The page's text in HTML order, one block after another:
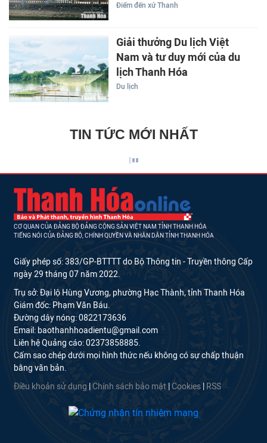
Điểm đến xứ Thanh
Giải thưởng Du lịch Việt
Nam và tư duy mới của du
lịch Thanh Hóa
Du lịch
TIN TỨC MỚI NHẤT
CƠ QUAN CỦA ĐẢNG BỘ ĐẢNG CỘNG SẢN VIỆT NAM TỈNH THANH HÓA
TIẾNG NÓI CỦA ĐẢNG BỘ, CHÍNH QUYỀN VÀ NHÂN DÂN TỈNH THANH HÓA
Giấy phép số: 383/GP-BTTTT do Bộ Thông tin - Truyền thông Cấp
ngày 29 tháng 07 năm 2022.
Trụ sở: Đại lộ Hùng Vương, phường Hạc Thành, tỉnh Thanh Hóa
Giám đốc: Phạm Văn Báu.
Đường dây nóng: 0822173636
Email: baothanhhoadientu@gmail.com
Liên hệ Quảng cáo: 02373858885.
Cấm sao chép dưới mọi hình thức nếu không có sự chấp thuận
bằng văn bản.
Điều khoản sử dụng Chính sách bảo mật Cookies RSS